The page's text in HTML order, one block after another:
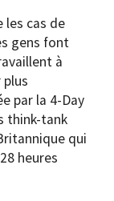
les cas de
gens font
à
par la 4-Day
think-tank
qui
heures